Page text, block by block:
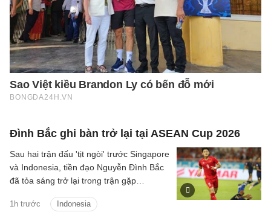
Đình Bắc ghi bàn trở lại tại ASEAN Cup 2026
1h trước Indonesia
Sau hai trận đấu 'tịt ngòi' trước Singapore
và Indonesia, tiền đạo Nguyễn Đình Bắc
đã tỏa sáng trở lại trong trận gặp